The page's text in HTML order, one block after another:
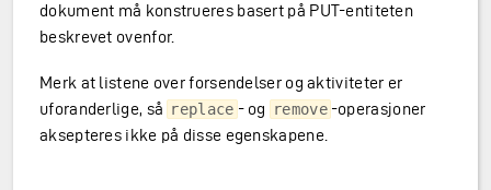
dokument må konstrueres basert på PUT-entiteten
beskrevet ovenfor.
Merk at listene over forsendelser og aktiviteter er
uforanderlige, så replace - og remove -operasjoner
aksepteres ikke på disse egenskapene.